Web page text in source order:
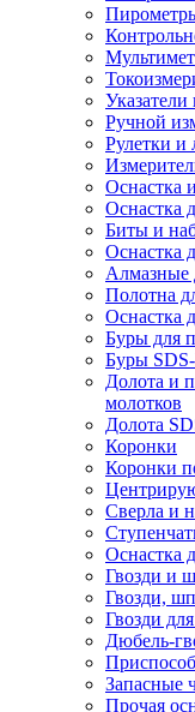
Ручной
Рулетки и
Оснастка
Оснастка
Биты и
Оснастка
Алмазные
Полотна
Оснастка
Буры для
Буры
Долота и
молотков
Долота
Коронки
Коронки
Сверла и
Оснастка
Гвозди и
Гвозди,
Гвозди
Дюбель-
Запасные
Прочая